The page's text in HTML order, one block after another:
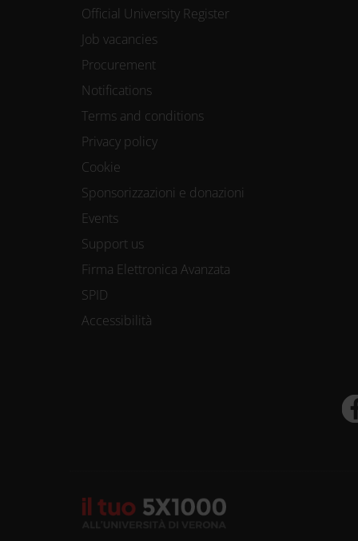
Official University Register
Job vacancies
Procurement
Notifications
Terms and conditions
Privacy policy
Cookie
Sponsorizzazioni e donazioni
Events
Support us
Firma Elettronica Avanzata
SPID
Accessibilità